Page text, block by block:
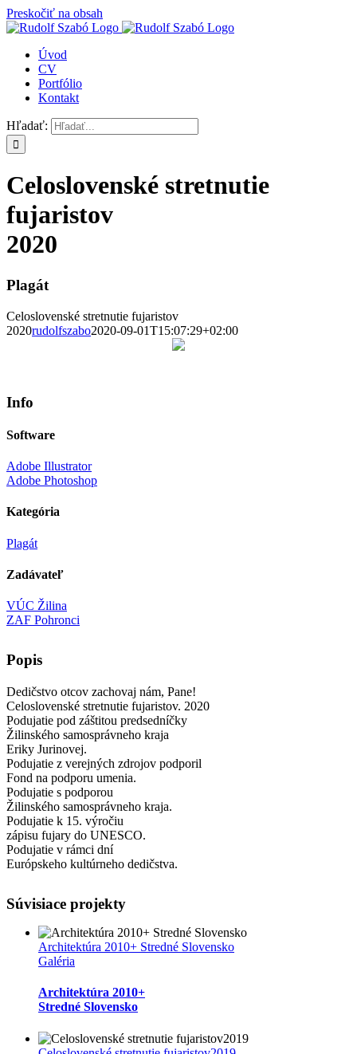
Preskočiť na obsah
Úvod
CV
Portfólio
Kontakt
Hľadať:
Celoslovenské stretnutie
fujaristov
2020
Plagát
Celoslovenské stretnutie fujaristov
2020rudolfszabo2020-09-01T15:07:29+02:00
Info
Software
Adobe Illustrator
Adobe Photoshop
Kategória
Plagát
Zadávateľ
VÚC Žilina
ZAF Pohronci
Popis
Dedičstvo otcov zachovaj nám, Pane!
Celoslovenské stretnutie fujaristov. 2020
Podujatie pod záštitou predsedníčky
Žilinského samosprávneho kraja
Eriky Jurinovej.
Podujatie z verejných zdrojov podporil
Fond na podporu umenia.
Podujatie s podporou
Žilinského samosprávneho kraja.
Podujatie k 15. výročiu
zápisu fujary do UNESCO.
Podujatie v rámci dní
Európskeho kultúrneho dedičstva.
Súvisiace projekty
Architektúra 2010+ Stredné Slovensko
Galéria
Architektúra 2010+
Stredné Slovensko